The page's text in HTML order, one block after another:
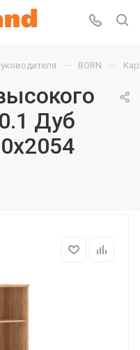
— BORN —
Дуб